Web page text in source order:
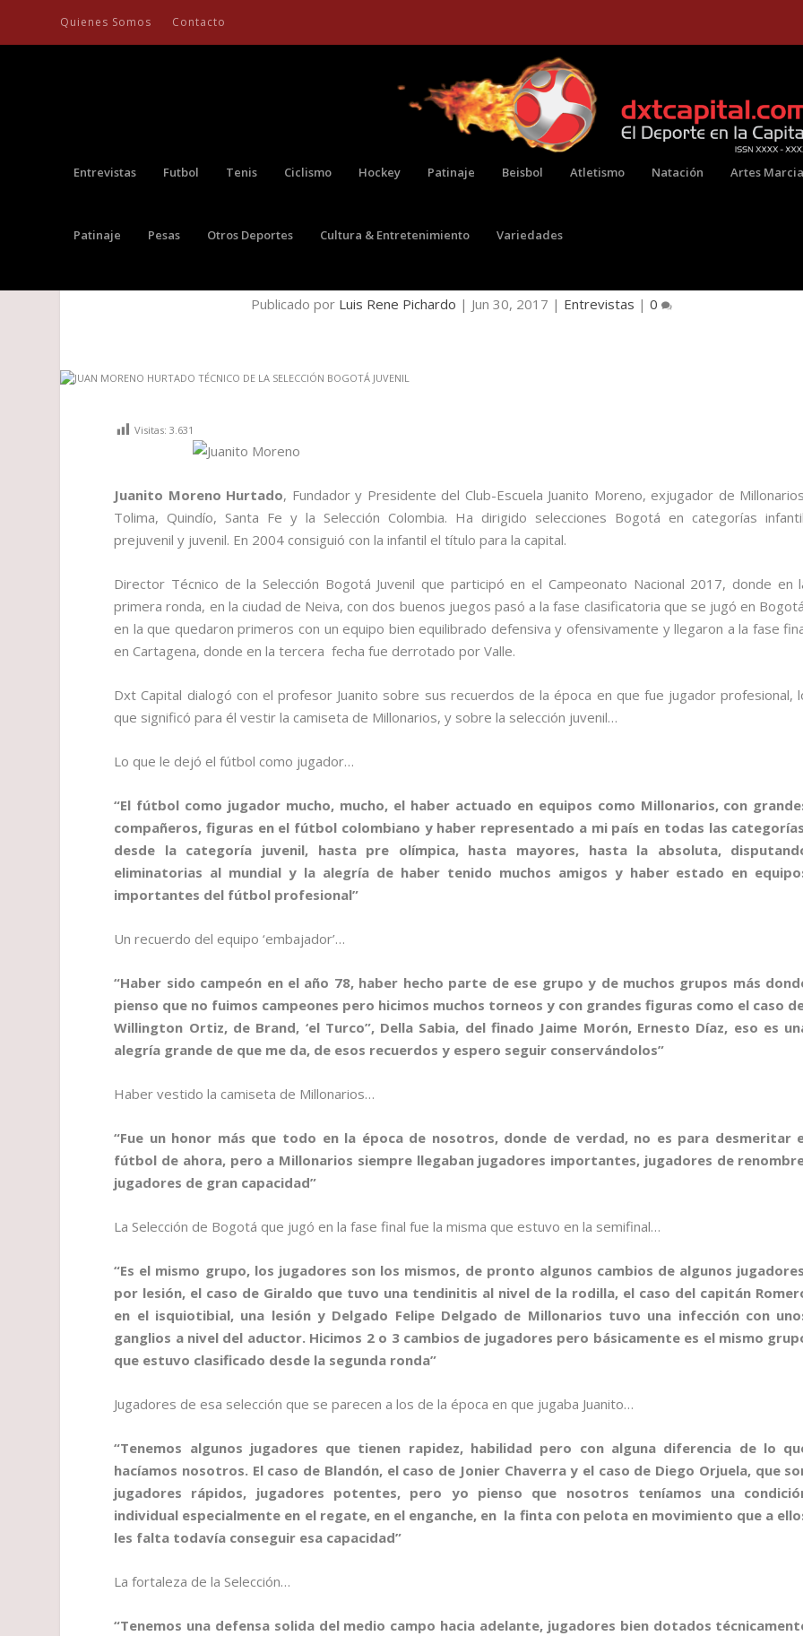
Quienes Somos Contacto
Entrevistas Futbol Tenis Ciclismo Hockey Patinaje Beisbol Atletismo Natación Artes
Patinaje Pesas Otros Deportes Cultura & Entretenimiento Variedades
Publicado por Luis Rene Pichardo | Jun 30, 2017 | Entrevistas | 0
Visitas: 3.631
Juanito Moreno Hurtado, Fundador y Presidente del Club-Escuela Juanito Moreno, exjugador de
Tolima, Quindío, Santa Fe y la Selección Colombia. Ha dirigido selecciones Bogotá en categorías
prejuvenil y juvenil. En 2004 consiguió con la infantil el título para la capital.
Director Técnico de la Selección Bogotá Juvenil que participó en el Campeonato Nacional 2017, donde en
primera ronda, en la ciudad de Neiva, con dos buenos juegos pasó a la fase clasificatoria que se jugó en
en la que quedaron primeros con un equipo bien equilibrado defensiva y ofensivamente y llegaron a la fase
en Cartagena, donde en la tercera fecha fue derrotado por Valle.
Dxt Capital dialogó con el profesor Juanito sobre sus recuerdos de la época en que fue jugador profesional,
que significó para él vestir la camiseta de Millonarios, y sobre la selección juvenil…
Lo que le dejó el fútbol como jugador…
“El fútbol como jugador mucho, mucho, el haber actuado en equipos como Millonarios, con
compañeros, figuras en el fútbol colombiano y haber representado a mi país en todas las
desde la categoría juvenil, hasta pre olímpica, hasta mayores, hasta la absoluta,
eliminatorias al mundial y la alegría de haber tenido muchos amigos y haber estado en
importantes del fútbol profesional”
Un recuerdo del equipo ‘embajador’…
“Haber sido campeón en el año 78, haber hecho parte de ese grupo y de muchos grupos más
pienso que no fuimos campeones pero hicimos muchos torneos y con grandes figuras como el caso
Willington Ortiz, de Brand, ‘el Turco”, Della Sabia, del finado Jaime Morón, Ernesto Díaz, eso es
alegría grande de que me da, de esos recuerdos y espero seguir conservándolos”
Haber vestido la camiseta de Millonarios…
“Fue un honor más que todo en la época de nosotros, donde de verdad, no es para desmeritar
fútbol de ahora, pero a Millonarios siempre llegaban jugadores importantes, jugadores de
jugadores de gran capacidad”
La Selección de Bogotá que jugó en la fase final fue la misma que estuvo en la semifinal…
“Es el mismo grupo, los jugadores son los mismos, de pronto algunos cambios de algunos
por lesión, el caso de Giraldo que tuvo una tendinitis al nivel de la rodilla, el caso del capitán
en el isquiotibial, una lesión y Delgado Felipe Delgado de Millonarios tuvo una infección con
ganglios a nivel del aductor. Hicimos 2 o 3 cambios de jugadores pero básicamente es el mismo
que estuvo clasificado desde la segunda ronda”
Jugadores de esa selección que se parecen a los de la época en que jugaba Juanito…
“Tenemos algunos jugadores que tienen rapidez, habilidad pero con alguna diferencia de lo
hacíamos nosotros. El caso de Blandón, el caso de Jonier Chaverra y el caso de Diego Orjuela, que
jugadores rápidos, jugadores potentes, pero yo pienso que nosotros teníamos una
individual especialmente en el regate, en el enganche, en la finta con pelota en movimiento que a
les falta todavía conseguir esa capacidad”
La fortaleza de la Selección…
“Tenemos una defensa solida del medio campo hacia adelante, jugadores bien dotados